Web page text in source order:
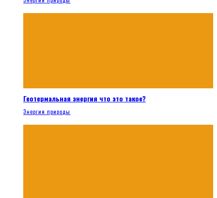
Геотермальная энергия что это такое?
Энергия природы